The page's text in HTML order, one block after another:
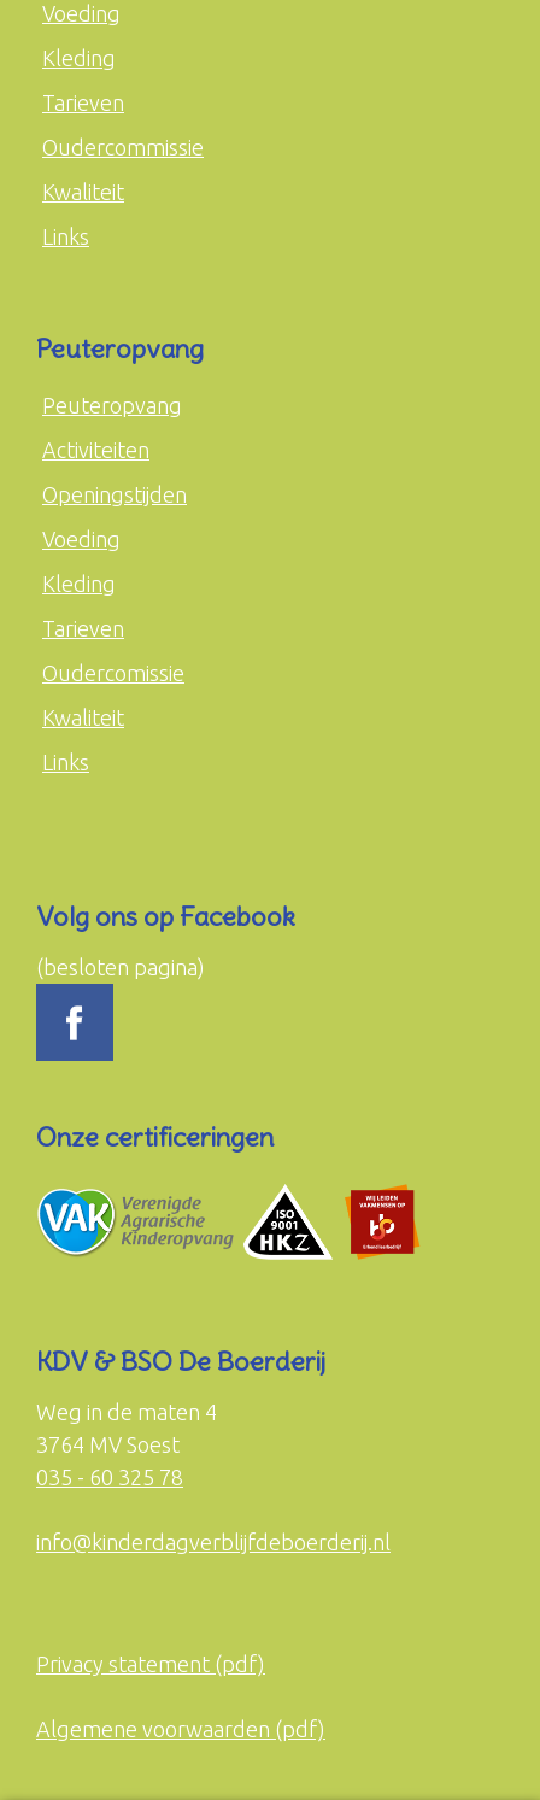
Voeding
Kleding
Tarieven
Oudercommissie
Kwaliteit
Links
Peuteropvang
Peuteropvang
Activiteiten
Openingstijden
Voeding
Kleding
Tarieven
Oudercomissie
Kwaliteit
Links
Volg ons op Facebook
(besloten pagina)
Onze certificeringen
KDV & BSO De Boerderij
Weg in de maten 4
3764 MV Soest
035 - 60 325 78
info@kinderdagverblijfdeboerderij.nl
Privacy statement (pdf)
Algemene voorwaarden (pdf)